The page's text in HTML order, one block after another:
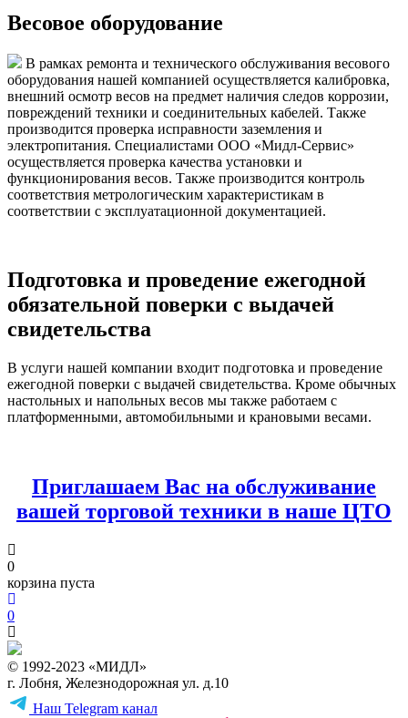
Весовое оборудование
В рамках ремонта и технического обслуживания весового
оборудования нашей компанией осуществляется калибровка,
внешний осмотр весов на предмет наличия следов коррозии,
повреждений техники и соединительных кабелей. Также
производится проверка исправности заземления и
электропитания. Специалистами ООО «Мидл-Сервис»
осуществляется проверка качества установки и
функционирования весов. Также производится контроль
соответствия метрологическим характеристикам в
соответствии с эксплуатационной документацией.
Подготовка и проведение ежегодной
обязательной поверки с выдачей
свидетельства
В услуги нашей компании входит подготовка и проведение
ежегодной поверки с выдачей свидетельства. Кроме обычных
настольных и напольных весов мы также работаем с
платформенными, автомобильными и крановыми весами.
Приглашаем Вас на обслуживание
вашей торговой техники в наше ЦТО
0
корзина пуста
0
© 1992-2023 «МИДЛ»
г. Лобня, Железнодорожная ул. д.10
Наш Telegram канал